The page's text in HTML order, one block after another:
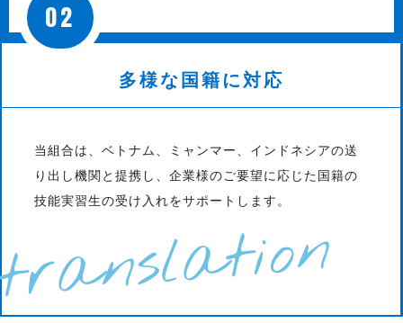
多様な国籍に対応
02
当組合は、ベトナム、ミャンマー、インドネシアの送
り出し機関と提携し、企業様のご要望に応じた国籍の
技能実習生の受け入れをサポートします。